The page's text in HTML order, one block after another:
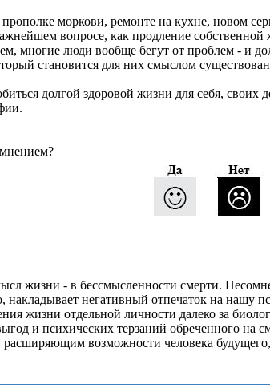
моркови, ремонте на кухне, новом
вопросе, как продление
многие люди вообще бегут от проблем - и
становится для них смыслом
долгой здоровой жизни для себя, своих
жизни - в бессмысленности смерти.
накладывает негативный отпечаток на нашу
жизни отдельной личности далеко за
и психических терзаний обреченного на
расширяющим возможности человека